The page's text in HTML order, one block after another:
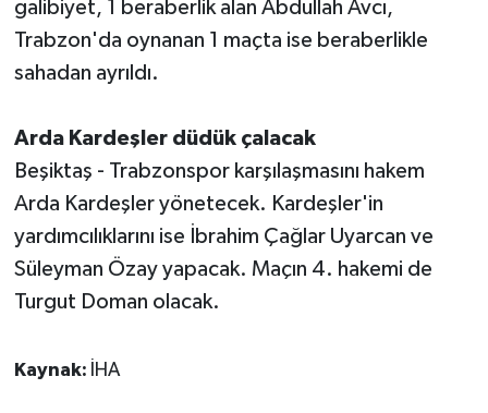
galibiyet, 1 beraberlik alan Abdullah Avcı,
Trabzon'da oynanan 1 maçta ise beraberlikle
sahadan ayrıldı.
Arda Kardeşler düdük çalacak
Beşiktaş - Trabzonspor karşılaşmasını hakem
Arda Kardeşler yönetecek. Kardeşler'in
yardımcılıklarını ise İbrahim Çağlar Uyarcan ve
Süleyman Özay yapacak. Maçın 4. hakemi de
Turgut Doman olacak.
Kaynak: İHA